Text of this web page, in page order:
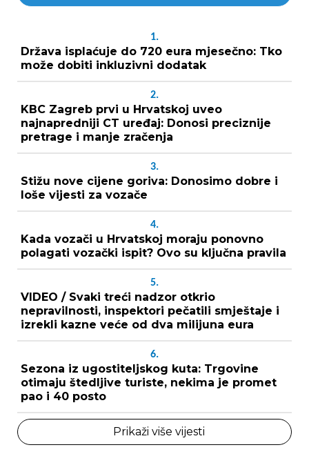
1.
Država isplaćuje do 720 eura mjesečno: Tko
može dobiti inkluzivni dodatak
2.
KBC Zagreb prvi u Hrvatskoj uveo
najnapredniji CT uređaj: Donosi preciznije
pretrage i manje zračenja
3.
Stižu nove cijene goriva: Donosimo dobre i
loše vijesti za vozače
4.
Kada vozači u Hrvatskoj moraju ponovno
polagati vozački ispit? Ovo su ključna pravila
5.
VIDEO / Svaki treći nadzor otkrio
nepravilnosti, inspektori pečatili smještaje i
izrekli kazne veće od dva milijuna eura
6.
Sezona iz ugostiteljskog kuta: Trgovine
otimaju štedljive turiste, nekima je promet
pao i 40 posto
Prikaži više vijesti